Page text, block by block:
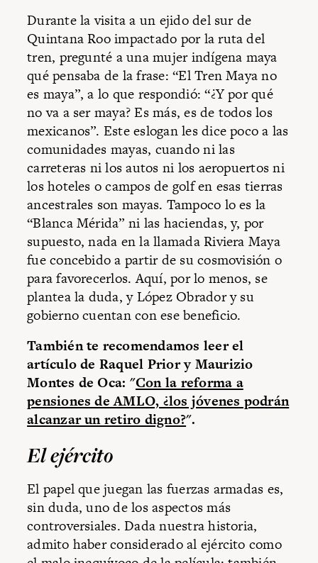
Durante la visita a un ejido del sur de
Quintana Roo impactado por la ruta del
tren, pregunté a una mujer indígena maya
qué pensaba de la frase: “El Tren Maya no
es maya”, a lo que respondió: “¿Y por qué
no va a ser maya? Es más, es de todos los
mexicanos”. Este eslogan les dice poco a las
comunidades mayas, cuando ni las
carreteras ni los autos ni los aeropuertos ni
los hoteles o campos de golf en esas tierras
ancestrales son mayas. Tampoco lo es la
“Blanca Mérida” ni las haciendas, y, por
supuesto, nada en la llamada Riviera Maya
fue concebido a partir de su cosmovisión o
para favorecerlos. Aquí, por lo menos, se
plantea la duda, y López Obrador y su
gobierno cuentan con ese beneficio.
También te recomendamos leer el
artículo de Raquel Prior y Maurizio
Montes de Oca: "Con la reforma a
pensiones de AMLO, ¿los jóvenes podrán
alcanzar un retiro digno?".
El ejército
El papel que juegan las fuerzas armadas es,
sin duda, uno de los aspectos más
controversiales. Dada nuestra historia,
admito haber considerado al ejército como